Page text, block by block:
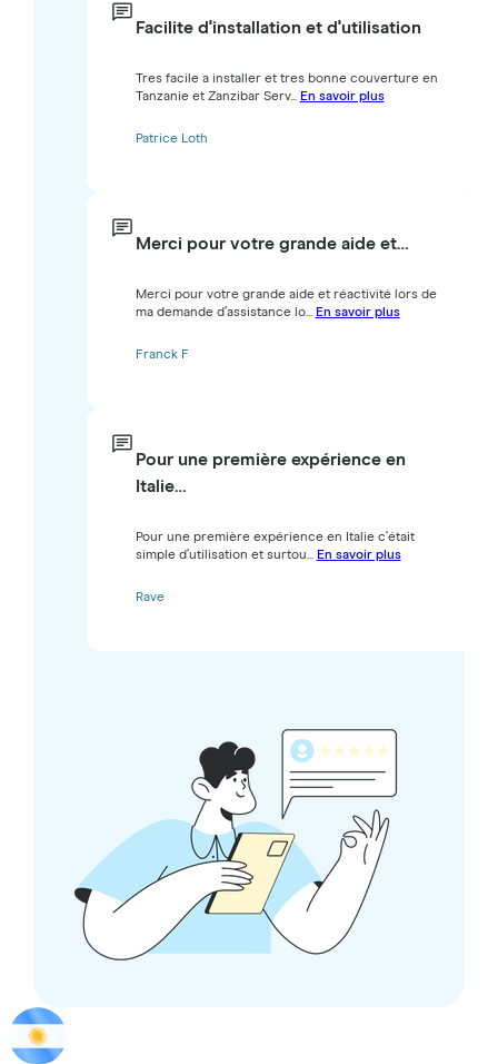
Facilite d'installation et d'utilisation
Tres facile a installer et tres bonne couverture en
Tanzanie et Zanzibar Serv... En savoir plus
Patrice Loth
Merci pour votre grande aide et…
Merci pour votre grande aide et réactivité lors de
ma demande d’assistance lo... En savoir plus
Franck F
Pour une première expérience en
Italie…
Pour une première expérience en Italie c’était
simple d’utilisation et surtou... En savoir plus
Rave